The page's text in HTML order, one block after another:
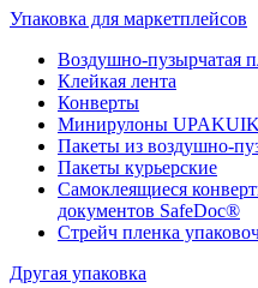
Упаковка для маркетплейсов
Воздушно-пузырчатая
Клейкая лента
Конверты
Минирулоны
Пакеты из воздушно-
Пакеты курьерские
Самоклеящиеся
документов SafeDoc®
Стрейч пленка
Другая упаковка